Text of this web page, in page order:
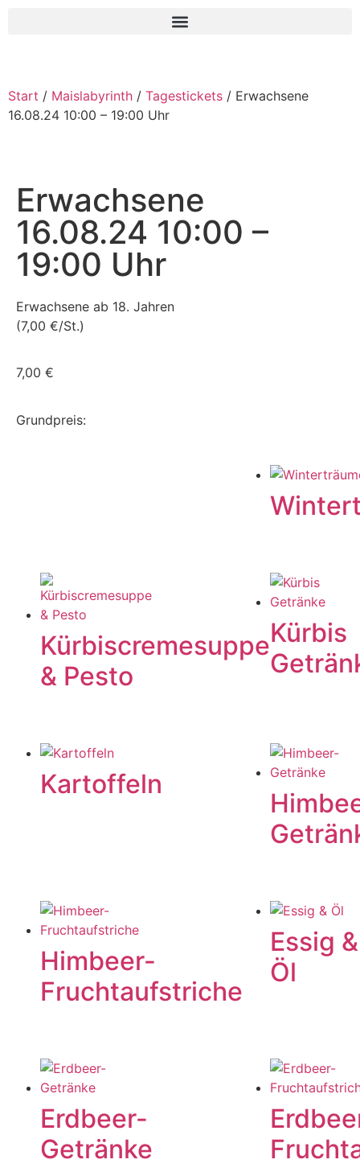
Start / Maislabyrinth / Tagestickets / Erwachsene
16.08.24 10:00 – 19:00 Uhr
Erwachsene
16.08.24 10:00 –
19:00 Uhr
Erwachsene ab 18. Jahren
(7,00 €/St.)
7,00 €
Grundpreis:
Kürbiscremesuppe
& Pesto
Kürbis
Kartoffeln
Himbeer-
Fruchtaufstriche
Essig &
Öl
Erdbeer-
Getränke